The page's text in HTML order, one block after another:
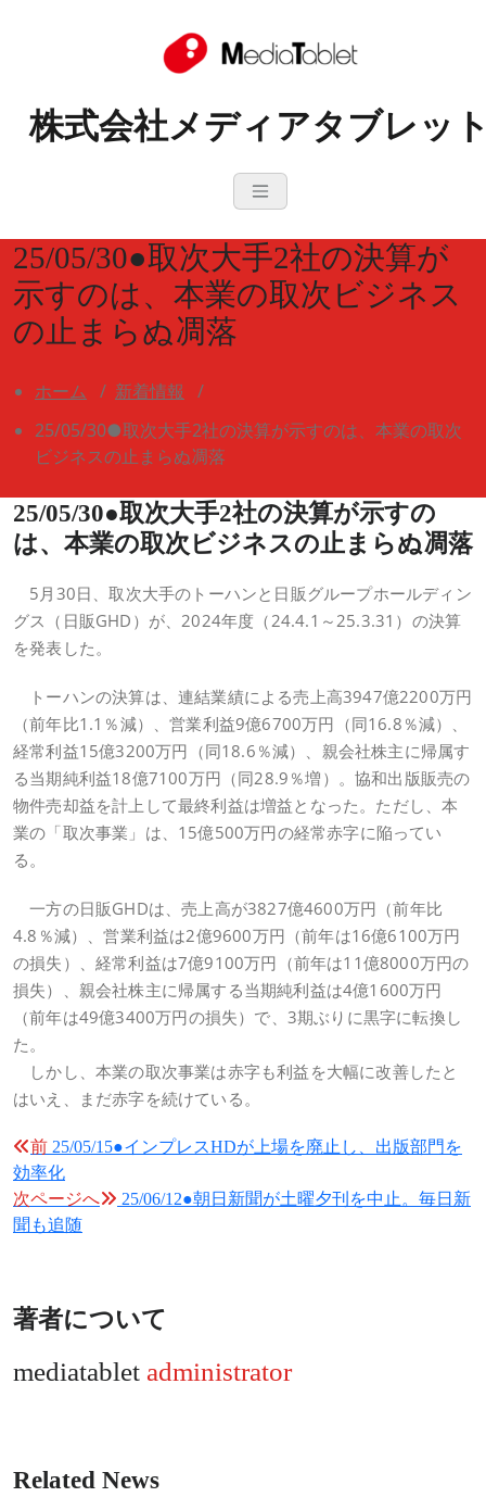
プ
株式会社メディアタブレッ
25/05/30●取次大手2社の決算が
示すのは、本業の取次ビジネス
の止まらぬ凋落
ホーム / 新着情報 /
25/05/30●取次大手2社の決算が示すのは、本業の取次
ビジネスの止まらぬ凋落
25/05/30●取次大手2社の決算が示すの
は、本業の取次ビジネスの止まらぬ凋落
5月30日、取次大手のトーハンと日販グループホールディン
グス（日販GHD）が、2024年度（24.4.1～25.3.31）の決算
を発表した。
トーハンの決算は、連結業績による売上高3947億2200万円
（前年比1.1％減）、営業利益9億6700万円（同16.8％減）、
経常利益15億3200万円（同18.6％減）、親会社株主に帰属す
る当期純利益18億7100万円（同28.9％増）。協和出版販売の
物件売却益を計上して最終利益は増益となった。ただし、本
業の「取次事業」は、15億500万円の経常赤字に陥ってい
る。
一方の日販GHDは、売上高が3827億4600万円（前年比
4.8％減）、営業利益は2億9600万円（前年は16億6100万円
の損失）、経常利益は7億9100万円（前年は11億8000万円の
損失）、親会社株主に帰属する当期純利益は4億1600万円
（前年は49億3400万円の損失）で、3期ぶりに黒字に転換し
た。
しかし、本業の取次事業は赤字も利益を大幅に改善したと
はいえ、まだ赤字を続けている。
投
稿
ナ
ー
ョ
前 25/05/15●インプレスHDが上場を廃止し、出版部門を
効率化
次ページへ
25/06/12●朝日新聞が土曜夕刊を中止。毎日新
聞も追随
著者について
mediatablet administrator
Related News